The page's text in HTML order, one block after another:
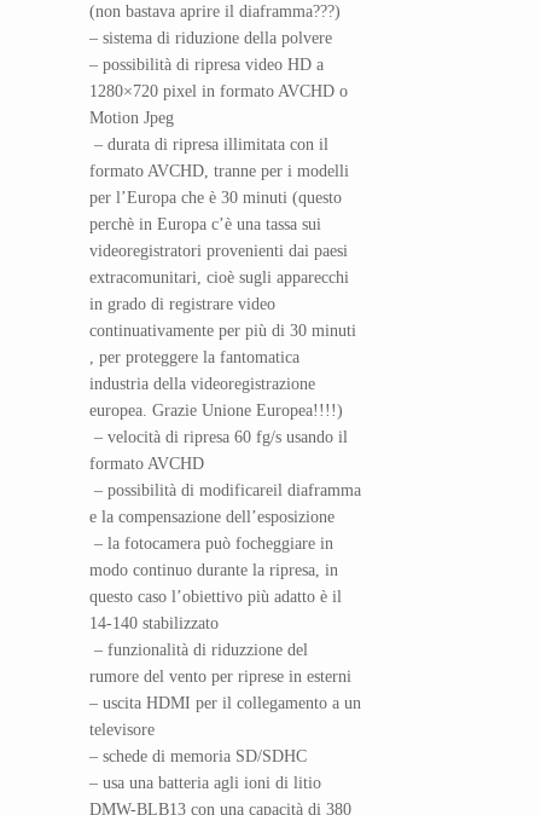
(non bastava aprire il diaframma???)
– sistema di riduzione della polvere
– possibilità di ripresa video HD a
1280×720 pixel in formato AVCHD o
Motion Jpeg
– durata di ripresa illimitata con il
formato AVCHD, tranne per i modelli
per l’Europa che è 30 minuti (questo
perchè in Europa c’è una tassa sui
videoregistratori provenienti dai paesi
extracomunitari, cioè sugli apparecchi
in grado di registrare video
continuativamente per più di 30 minuti
, per proteggere la fantomatica
industria della videoregistrazione
europea. Grazie Unione Europea!!!!)
– velocità di ripresa 60 fg/s usando il
formato AVCHD
– possibilità di modificareil diaframma
e la compensazione dell’esposizione
– la fotocamera può focheggiare in
modo continuo durante la ripresa, in
questo caso l’obiettivo più adatto è il
14-140 stabilizzato
– funzionalità di riduzzione del
rumore del vento per riprese in esterni
– uscita HDMI per il collegamento a un
televisore
– schede di memoria SD/SDHC
– usa una batteria agli ioni di litio
DMW-BLB13 con una capacità di 380